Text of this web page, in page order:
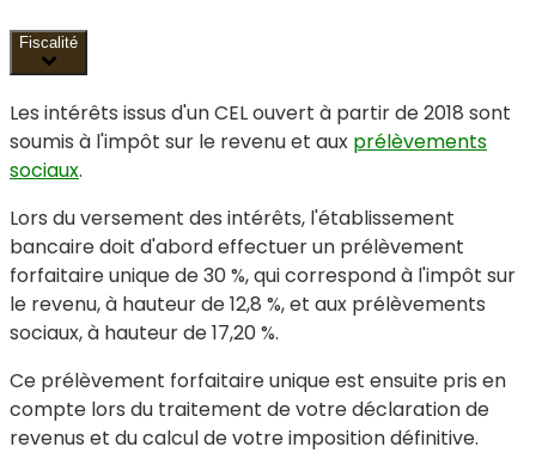
Fiscalité
Les intérêts issus d'un CEL ouvert à partir de 2018 sont
soumis à l'impôt sur le revenu et aux prélèvements
sociaux.
Lors du versement des intérêts, l'établissement
bancaire doit d'abord effectuer un prélèvement
forfaitaire unique de30 %, qui correspond à l'impôt sur
le revenu, à hauteur de12,8 %, et aux prélèvements
sociaux, à hauteur de17,20 %.
Ce prélèvement forfaitaire unique est ensuite pris en
compte lors du traitement de votre déclaration de
revenus et du calcul de votre imposition définitive.